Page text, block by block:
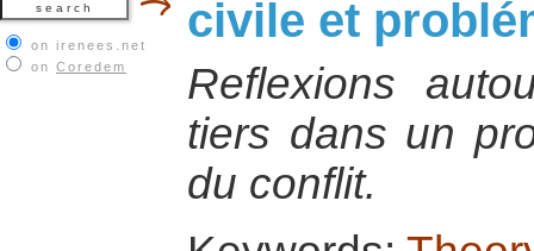
on irenees.net
on Coredem
civile et
Reflexions
tiers dans un
du conflit.